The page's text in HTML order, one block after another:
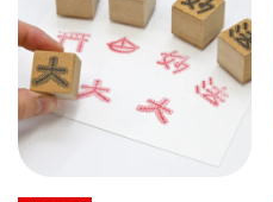
今月の京みやげ
京都の書店